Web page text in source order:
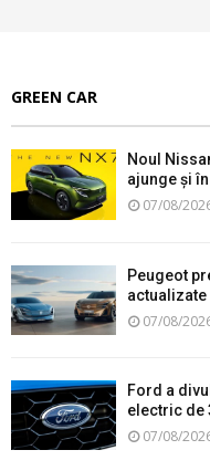
GREEN CAR
Noul
ajunge și
07/08/
Peugeot
actualizate
07/08/
Ford a
electric de
07/08/